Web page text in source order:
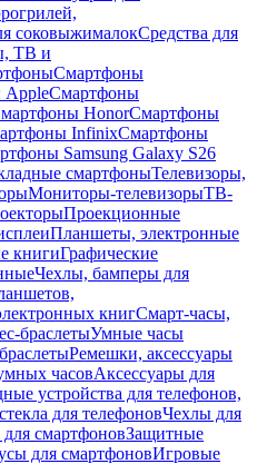
соковыжималокСредства для
ТВ и
Смартфоны
AppleСмартфоны
HonorСмартфоны
InfinixСмартфоны
Samsung Galaxy S26
смартфоныТелевизоры,
Мониторы-телевизорыТВ-
Проекционные
Планшеты, электронные
книгиГрафические
Чехлы, бамперы для
книгСмарт-часы,
браслетыУмные часы
Ремешки, аксессуары
часовАксессуары для
устройства для телефонов,
для телефоновЧехлы для
смартфоновЗащитные
для смартфоновИгровые